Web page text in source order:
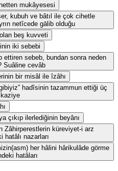
mukâyesesi
kubuh ve bâtıl ile çok cihetle
netîcede gālib olduğu
beş kuvveti
iki sebebi
ettiren sebeb, bundan sonra neden
Suâline cevâb
bir misâl ile îzâhı
hadîsinin tazammun ettiği üç
kaziye
çıkıp ilerlediğinin beyânı
Zâhirperestlerin küreviyet-i arz
hatâlı nazarları
her hâlini hârikulâde görme
hatâları